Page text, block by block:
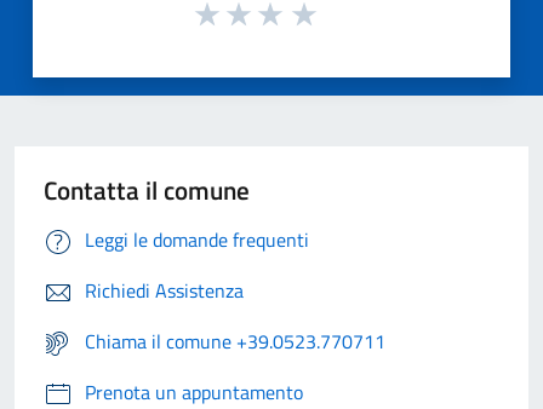
Contatta il comune
Leggi le domande frequenti
Richiedi Assistenza
Chiama il comune +39.0523.770711
Prenota un appuntamento